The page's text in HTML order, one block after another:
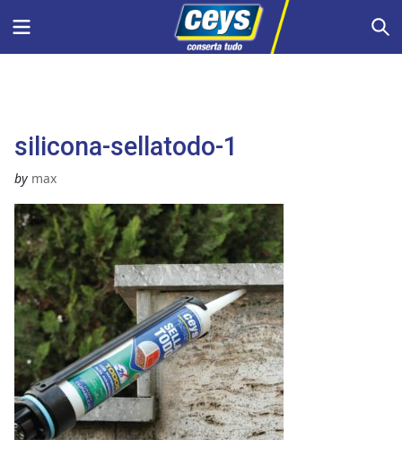
Menu
silicona-sellatodo-1
by max